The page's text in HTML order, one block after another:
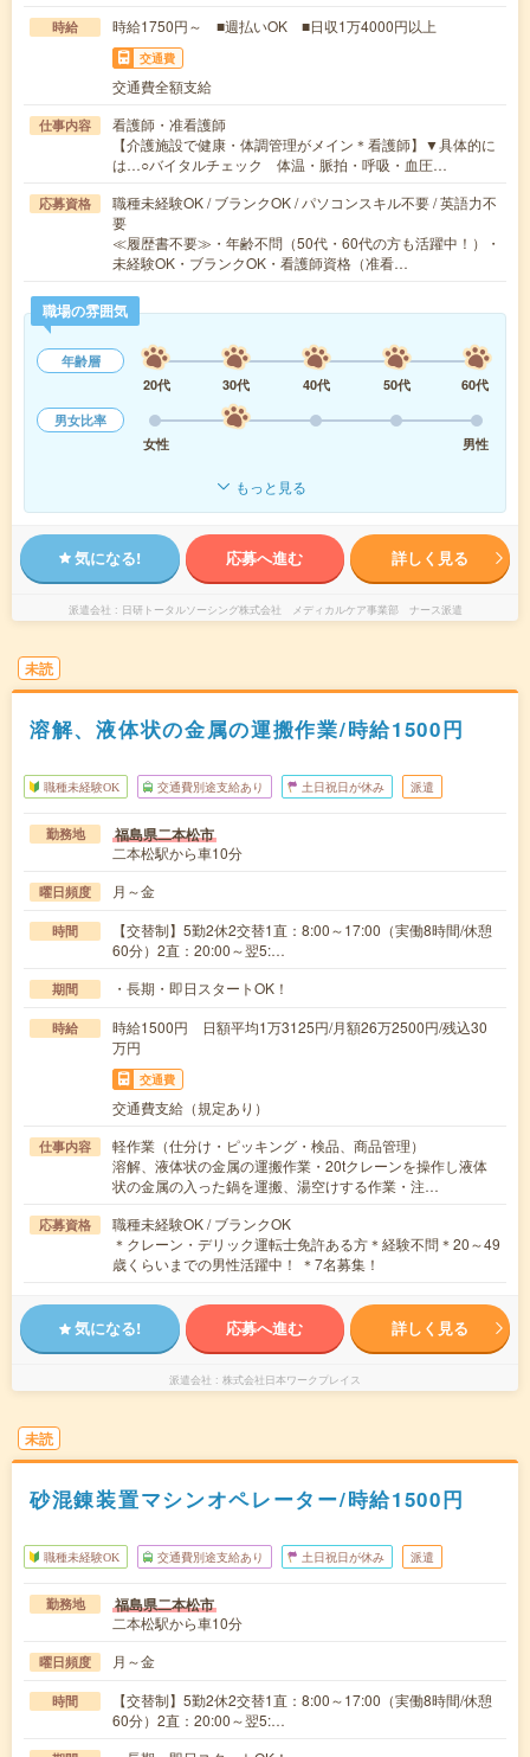
時給 時給1750円～ ■週払いOK ■日収1万4000円以上
交通費
交通費全額支給
仕事内容
看護師・准看護師
【介護施設で健康・体調管理がメイン＊看護師】▼具体的に
は…○バイタルチェック 体温・脈拍・呼吸・血圧…
応募資格
職種未経験OK / ブランクOK / パソコンスキル不要 / 英語力不
要
≪履歴書不要≫・年齢不問（50代・60代の方も活躍中！）・
未経験OK・ブランクOK・看護師資格（准看…
職場の雰囲気
年齢層
20代
30代 40代 50代
60代
男女比率
女性
男性
もっと見る
気になる! 応募へ進む 詳しく見る
派遣会社 日研トータルソーシング株式会社 メディカルケア事業部 ナース派遣
未読
溶解、液体状の金属の運搬作業/時給1500円
職種未経験OK 交通費別途支給あり 土日祝日が休み 派遣
勤務地 福島県二本松市
二本松駅から車10分
曜日頻度 月～金
時間
【交替制】5勤2休2交替1直：8:00～17:00（実働8時間/休憩
60分）2直：20:00～翌5:…
期間 ・長期・即日スタートOK！
時給
時給1500円 日額平均1万3125円/月額26万2500円/残込30
万円
交通費
交通費支給（規定あり）
仕事内容
軽作業（仕分け・ピッキング・検品、商品管理）
溶解、液体状の金属の運搬作業・20tクレーンを操作し液体
状の金属の入った鍋を運搬、湯空けする作業・注…
応募資格
職種未経験OK / ブランクOK
＊クレーン・デリック運転士免許ある方＊経験不問＊20～49
歳くらいまでの男性活躍中！ ＊7名募集！
気になる! 応募へ進む 詳しく見る
派遣会社 株式会社日本ワークプレイス
未読
砂混錬装置マシンオペレーター/時給1500円
職種未経験OK 交通費別途支給あり 土日祝日が休み 派遣
勤務地 福島県二本松市
二本松駅から車10分
曜日頻度 月～金
時間
【交替制】5勤2休2交替1直：8:00～17:00（実働8時間/休憩
60分）2直：20:00～翌5:…